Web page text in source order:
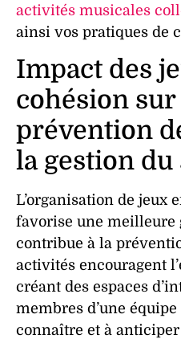
activités musicales
ainsi vos pratiques de
Impact des
cohésion sur
prévention
la gestion du
L’organisation de jeux
favorise une meilleure
contribue à la
activités encouragent l’
créant des espaces d’
membres d’une équipe
connaître et à anticiper